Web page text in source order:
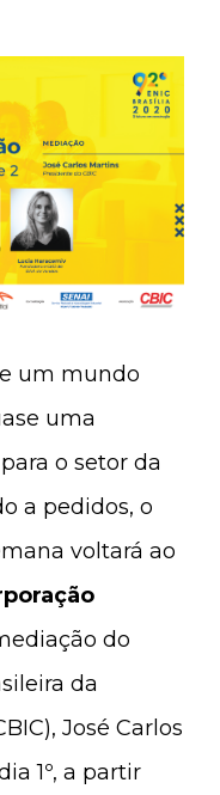
um mundo
uma
o setor da
a pedidos, o
voltará ao
do
da
José Carlos
1º, a partir